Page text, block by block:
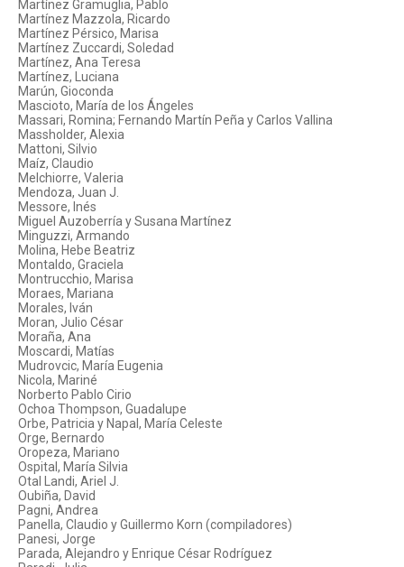
Martínez Gramuglia, Pablo
Martínez Mazzola, Ricardo
Martínez Pérsico, Marisa
Martínez Zuccardi, Soledad
Martínez, Ana Teresa
Martínez, Luciana
Marún, Gioconda
Mascioto, María de los Ángeles
Massari, Romina; Fernando Martín Peña y Carlos Vallina
Massholder, Alexia
Mattoni, Silvio
Maíz, Claudio
Melchiorre, Valeria
Mendoza, Juan J.
Messore, Inés
Miguel Auzoberría y Susana Martínez
Minguzzi, Armando
Molina, Hebe Beatriz
Montaldo, Graciela
Montrucchio, Marisa
Moraes, Mariana
Morales, Iván
Moran, Julio César
Moraña, Ana
Moscardi, Matías
Mudrovcic, María Eugenia
Nicola, Mariné
Norberto Pablo Cirio
Ochoa Thompson, Guadalupe
Orbe, Patricia y Napal, María Celeste
Orge, Bernardo
Oropeza, Mariano
Ospital, María Silvia
Otal Landi, Ariel J.
Oubiña, David
Pagni, Andrea
Panella, Claudio y Guillermo Korn (compiladores)
Panesi, Jorge
Parada, Alejandro y Enrique César Rodríguez